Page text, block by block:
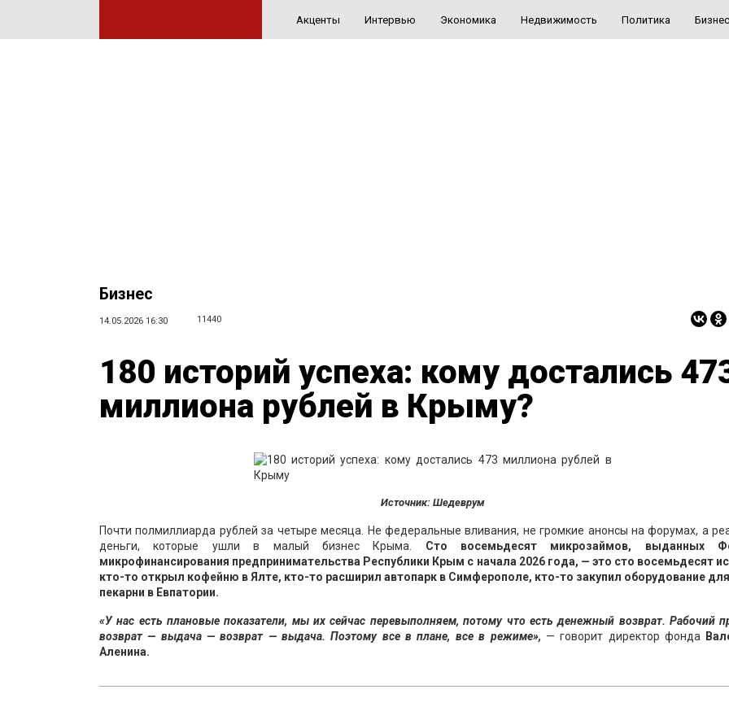
Акценты Интервью Экономика Недвижимость Политика Бизнес
Бизнес
14.05.2026 16:30 11440
180 историй успеха: кому достались
миллиона рублей в Крыму?
Источник: Шедеврум
Почти полмиллиарда рублей за четыре месяца. Не федеральные вливания, не громкие анонсы на форумах, а
деньги, которые ушли в малый бизнес Крыма.
Сто восемьдесят микрозаймов, выданных
микрофинансирования предпринимательства Республики Крым с начала 2026 года, — это сто восемьдесят
кто-то открыл кофейню в Ялте, кто-то расширил автопарк в Симферополе, кто-то закупил оборудование
пекарни в Евпатории.
«У нас есть плановые показатели, мы их сейчас перевыполняем, потому что есть денежный возврат. Рабочий
возврат — выдача — возврат — выдача. Поэтому все в плане, все в режиме», — говорит директор фонда
Аленина.